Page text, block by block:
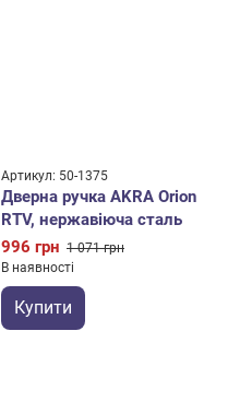
Артикул: 50-1375
Дверна ручка AKRA Orion
RTV, нержавіюча сталь
996 грн 1 071 грн
В наявності
Купити